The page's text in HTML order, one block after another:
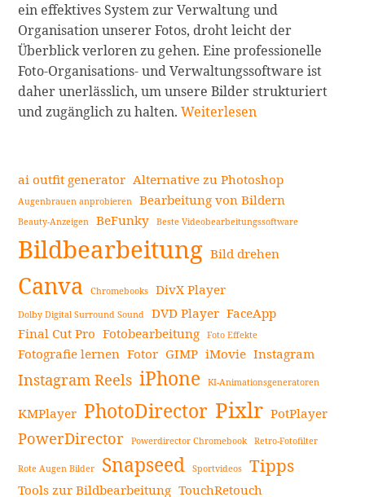
ein effektives System zur Verwaltung und
Organisation unserer Fotos, droht leicht der
Überblick verloren zu gehen. Eine professionelle
Foto-Organisations- und Verwaltungssoftware ist
daher unerlässlich, um unsere Bilder strukturiert
und zugänglich zu halten.Die
Foto-
Organisations-
Verwaltungssoftware
im
2024:
Finden
Sie
das
beste
weiterlesen
Weiterlesen
Seitenleiste
ai outfit generator Alternative zu Photoshop
Augenbrauen anprobieren Bearbeitung von Bildern
Beauty-Anzeigen BeFunky Beste Videobearbeitungssoftware
Bildbearbeitung Bild drehen
Canva Chromebooks DivX Player
Dolby Digital Surround Sound DVD Player FaceApp
Final Cut Pro Fotobearbeitung Foto Effekte
Fotografie lernen Fotor GIMP iMovie Instagram
Instagram Reels iPhone KI-Animationsgeneratoren
KMPlayer PhotoDirector Pixlr PotPlayer
PowerDirector Powerdirector Chromebook Retro-Fotofilter
Rote Augen Bilder Snapseed Sportvideos Tipps
Tools zur Bildbearbeitung TouchRetouch